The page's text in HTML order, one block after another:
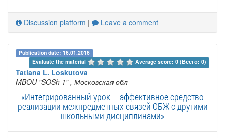
Discussion platform | Leave a comment
Publication date: 16.01.2016
Evaluate the material
Average score: 0 (Всего: 0)
Tatiana L. Loskutova
MBOU "SOSh 1" , Московская обл
«Интегрированный урок – эффективное средство
реализации межпредметных связей ОБЖ с другими
школьными дисциплинами»